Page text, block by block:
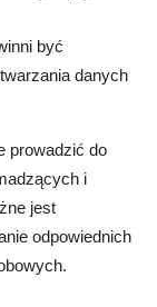
być
danych
prowadzić do
i
jest
odpowiednich